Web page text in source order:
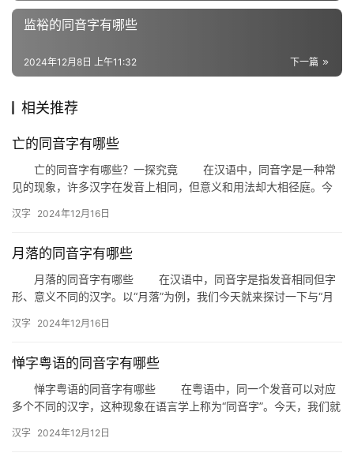
近
义
组
词
拼
音
监裕的同音字有哪些
下一篇
2024年12月8日 上午11:32
相关推荐
亡的同音字有哪些
亡的同音字有哪些？一探究竟 在汉语中，同音字是一种常
见的现象，许多汉字在发音上相同，但意义和用法却大相径庭。今
中…
汉字 2024年12月16日
月落的同音字有哪些
月落的同音字有哪些 在汉语中，同音字是指发音相同但字
形、意义不同的汉字。以“月落”为例，我们今天就来探讨一下与“月
汉字 2024年12月16日
惮字粤语的同音字有哪些
惮字粤语的同音字有哪些 在粤语中，同一个发音可以对应
多个不同的汉字，这种现象在语言学上称为“同音字”。今天，我们就
汉字 2024年12月12日